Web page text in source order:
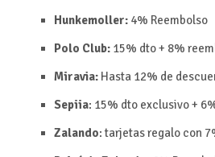
Hunkemoller: 4% Reembolso
Polo Club: 15% dto + 8%
Miravia:Hasta 12% de
Sepiia: 15% dto exclusivo +
Zalando: tarjetas regalo con